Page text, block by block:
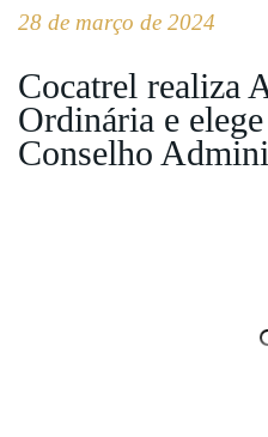
28 de março de 2024
Cocatrel realiza
Ordinária e
Conselho